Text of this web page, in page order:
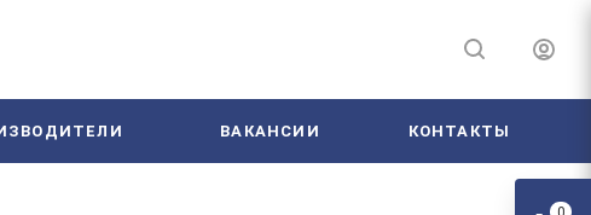
ВАКАНСИИ КОНТАКТЫ